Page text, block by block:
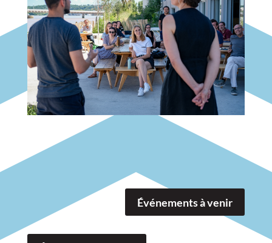
Événements à venir